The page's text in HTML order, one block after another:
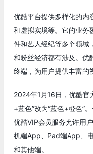
优酷平台提供多样化的内
和虚拟实境等。它的业务
件和艺人经纪等多个领域
和粉丝经济都有涉及。优
终端，为用户提供丰富的
2024年1月16日，优酷官
+蓝色”改为“蓝色+橙色”
优酷VIP会员服务允许用
机端App、Pad端App、
和其他端。